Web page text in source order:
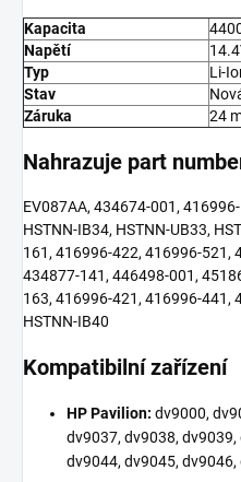
Kapacita
Napětí
Typ
Li-
Stav
Záruka
24
Nahrazuje part
EV087AA, 434674-001,
HSTNN-IB34, HSTNN-UB33,
161, 416996-422, 416996-521,
434877-141, 446498-001,
163, 416996-421, 416996-441,
HSTNN-IB40
Kompatibilní zařízení
HP Pavilion: dv9000,
dv9037, dv9038,
dv9044, dv9045,